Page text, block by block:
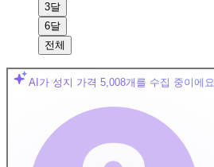
3달
6달
전체
AI가 성지 가격 5,008개를 수집 중이에요